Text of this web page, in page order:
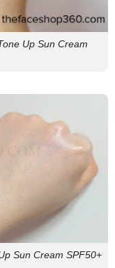
Up Sun Cream
Sun Cream SPF50+